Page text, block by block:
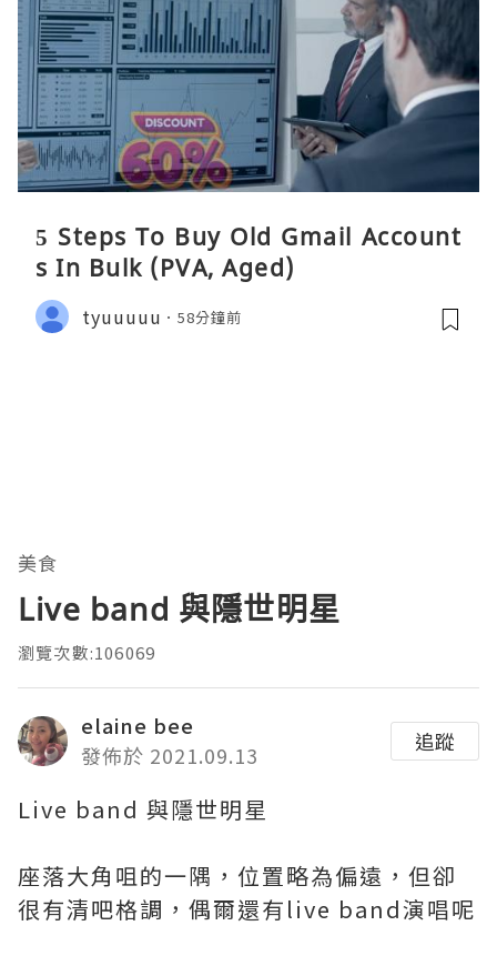
5 Steps To Buy Old Gmail Account
s In Bulk (PVA, Aged)
tyuuuuu 58分鐘前
美食
Live band 與隱世明星
瀏覽次數:106069
elaine bee
發佈於 2021.09.13
追蹤
Live band 與隱世明星
座落大角咀的一隅，位置略為偏遠，但卻
很有清吧格調，偶爾還有live band演唱呢